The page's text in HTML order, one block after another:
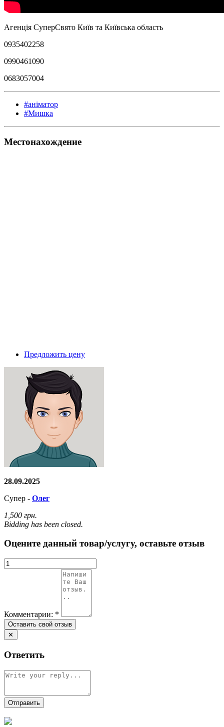
Агенція СуперСвято Київ та Київська область
0935402258
0990461090
0683057004
#аніматор
#Мишка
Местонахождение
Предложить цену
28.09.2025
Супер - Олег
1,500 грн.
Bidding has been closed.
Оцените данный товар/услугу, оставьте отзыв
Комментарии: *
✕
Ответить